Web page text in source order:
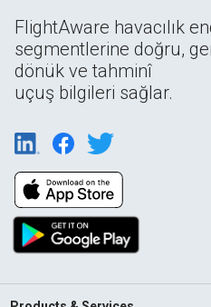
FlightAware havacılık
segmentlerine doğru,
dönük ve tahminî
uçuş bilgileri sağlar.